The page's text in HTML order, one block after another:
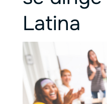
Latina